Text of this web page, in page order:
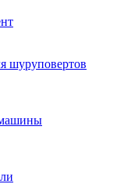
шуруповертов